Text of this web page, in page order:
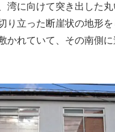
湾に向けて突き出した丸
り立った断崖状の地形を
かれていて、その南側に